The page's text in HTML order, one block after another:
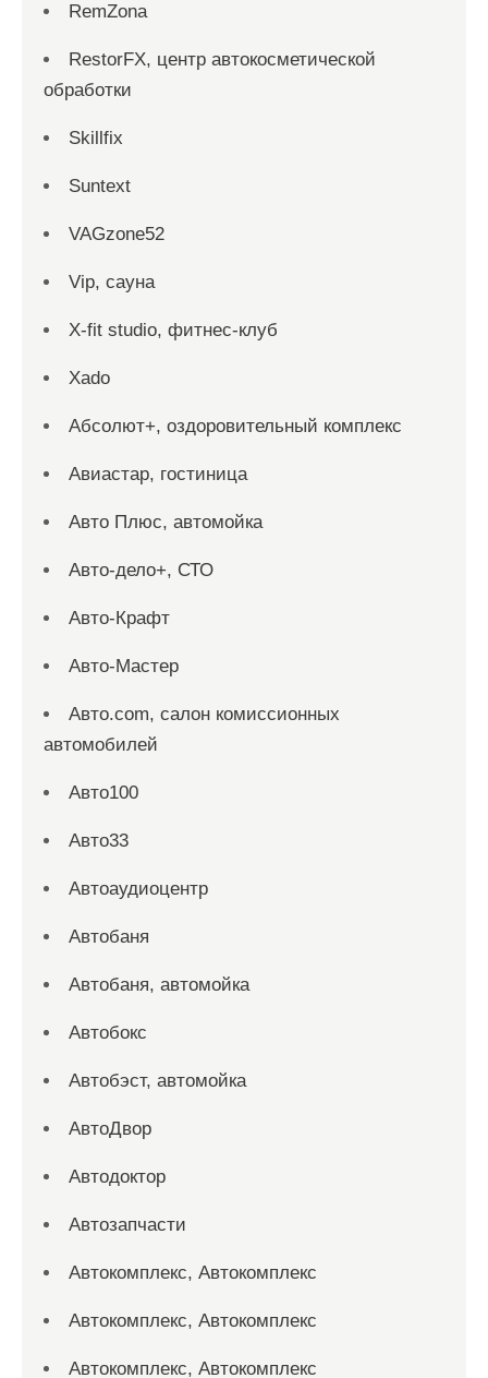
RemZona
RestorFX, центр автокосметической
обработки
Skillfix
Suntext
VAGzone52
Vip, сауна
X-fit studio, фитнес-клуб
Xado
Абсолют+, оздоровительный комплекс
Авиастар, гостиница
Авто Плюс, автомойка
Авто-дело+, СТО
Авто-Крафт
Авто-Мастер
Авто.com, салон комиссионных
автомобилей
Авто100
Авто33
Автоаудиоцентр
Автобаня
Автобаня, автомойка
Автобокс
Автобэст, автомойка
АвтоДвор
Автодоктор
Автозапчасти
Автокомплекс, Автокомплекс
Автокомплекс, Автокомплекс
Автокомплекс, Автокомплекс